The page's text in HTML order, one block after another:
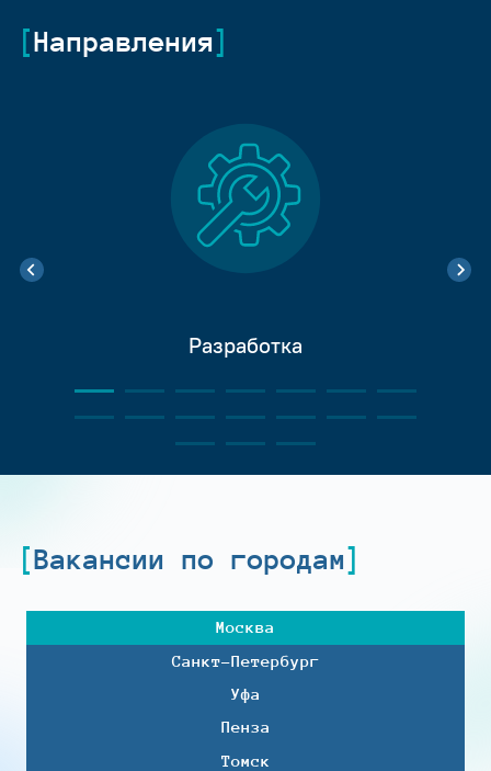
Направления
Разработка
Вакансии по городам
Москва
Санкт-Петербург
Уфа
Пенза
Томск